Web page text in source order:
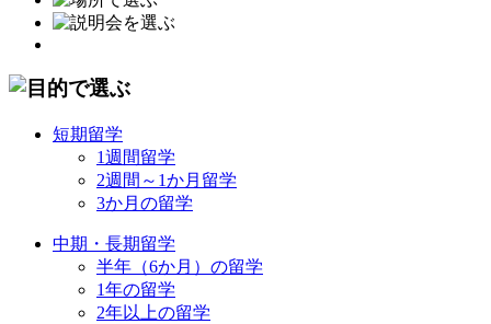
短期留学
1週間留学
2週間～1か月留学
3か月の留学
中期・長期留学
半年（6か月）の留学
1年の留学
2年以上の留学